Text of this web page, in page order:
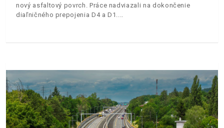
nový asfaltový povrch. Práce nadviazali na dokončenie
diaľničného prepojenia D4 a D1.